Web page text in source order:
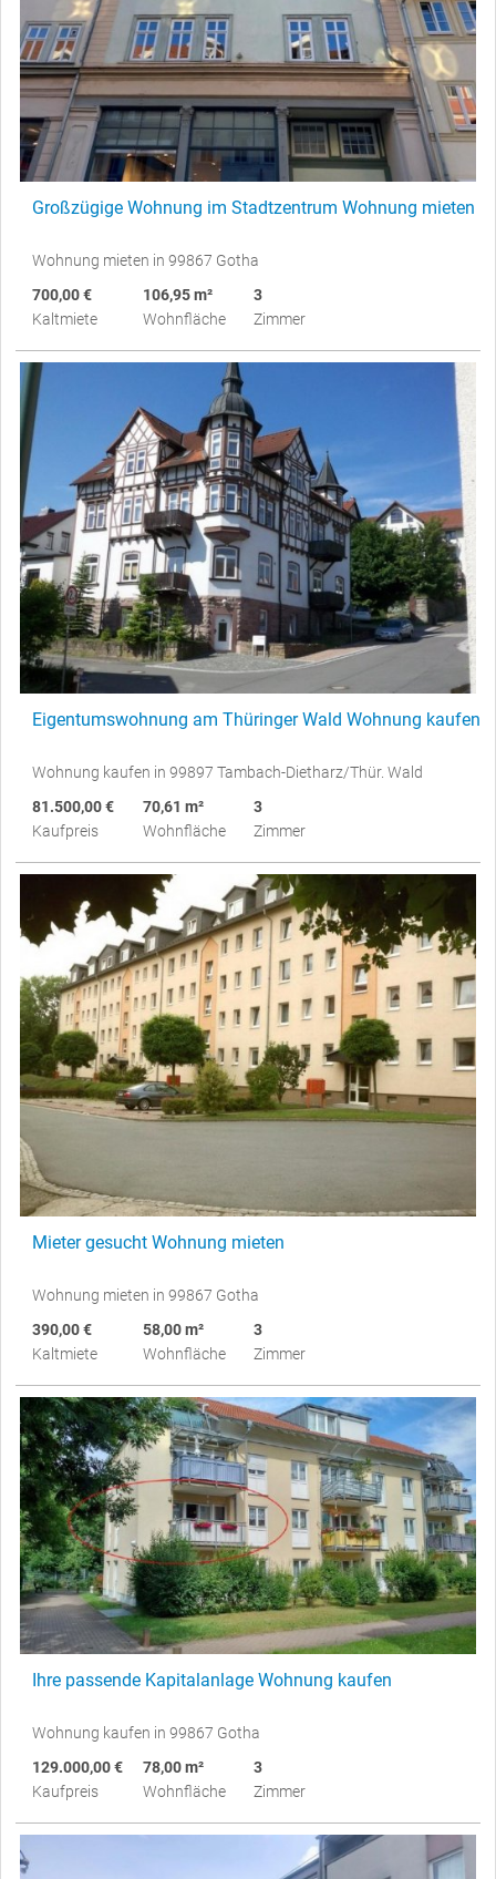
Großzügige Wohnung im Stadtzentrum Wohnung mieten
Wohnung mieten in 99867 Gotha
700,00 €
Kaltmiete
106,95 m²
Wohnfläche
3
Zimmer
Eigentumswohnung am Thüringer Wald Wohnung kaufen
Wohnung kaufen in 99897 Tambach-Dietharz/Thür. Wald
81.500,00 €
Kaufpreis
70,61 m²
Wohnfläche
3
Zimmer
Mieter gesucht Wohnung mieten
Wohnung mieten in 99867 Gotha
390,00 €
Kaltmiete
58,00 m²
Wohnfläche
3
Zimmer
Ihre passende Kapitalanlage Wohnung kaufen
Wohnung kaufen in 99867 Gotha
129.000,00 €
Kaufpreis
78,00 m²
Wohnfläche
3
Zimmer